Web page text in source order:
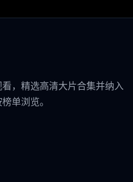
，精选高清大片合集并纳入
单浏览。